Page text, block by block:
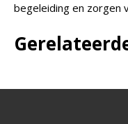
begeleiding en zorgen